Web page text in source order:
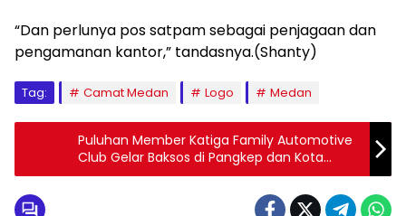
“Dan perlunya pos satpam sebagai penjagaan dan
pengamanan kantor,” tandasnya.(Shanty)
Tag: Camat Medan Logo Medan
Puluhan Member Katiga Family Automotive
Club Gelar Baksos di Pangkep dan Kota
Makassar